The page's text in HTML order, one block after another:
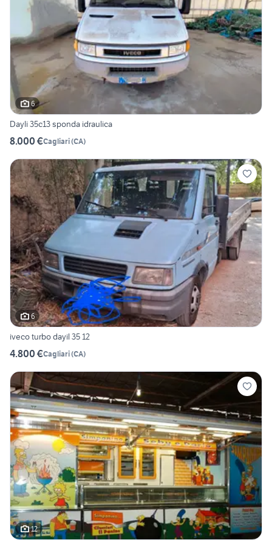
6
Dayli 35c13 sponda idraulica
8.000 €Cagliari(CA)
6
iveco turbo dayil 35 12
4.800 €Cagliari(CA)
12